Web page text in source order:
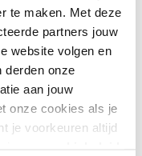
te maken. Met deze
partners jouw
website volgen en
derden onze
aan jouw
onze cookies als je
je voorkeuren altijd